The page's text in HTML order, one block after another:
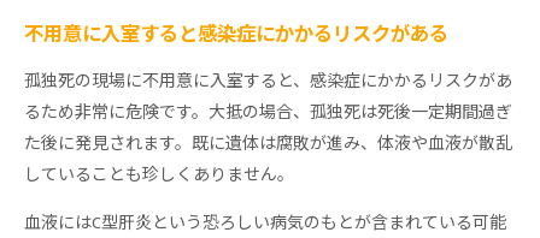
不用意に入室すると感染症にかかるリスクがある
孤独死の現場に不用意に入室すると、感染症にかかるリスクがあ
るため非常に危険です。大抵の場合、孤独死は死後一定期間過ぎ
た後に発見されます。既に遺体は腐敗が進み、体液や血液が散乱
していることも珍しくありません。
血液にはC型肝炎という恐ろしい病気のもとが含まれている可能